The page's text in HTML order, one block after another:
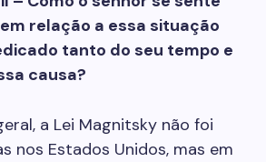
relação a essa situação
tanto do seu tempo e
causa?
a Lei Magnitsky não foi
nos Estados Unidos, mas em